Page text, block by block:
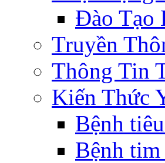
Đào Tạo
Truyền
Thông Tin
Kiến Thức
Bệnh
Bệnh tim